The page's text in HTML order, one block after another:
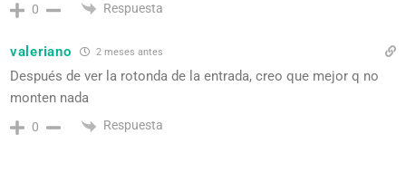
0 Respuesta
valeriano 2 meses antes
Después de ver la rotonda de la entrada, creo que mejor q no
monten nada
0 Respuesta